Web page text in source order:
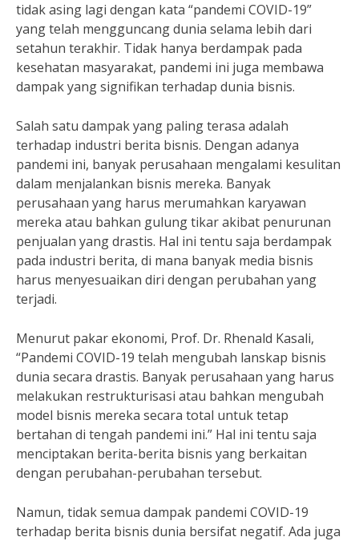
tidak asing lagi dengan kata “pandemi COVID-19”
yang telah mengguncang dunia selama lebih dari
setahun terakhir. Tidak hanya berdampak pada
kesehatan masyarakat, pandemi ini juga membawa
dampak yang signifikan terhadap dunia bisnis.
Salah satu dampak yang paling terasa adalah
terhadap industri berita bisnis. Dengan adanya
pandemi ini, banyak perusahaan mengalami kesulitan
dalam menjalankan bisnis mereka. Banyak
perusahaan yang harus merumahkan karyawan
mereka atau bahkan gulung tikar akibat penurunan
penjualan yang drastis. Hal ini tentu saja berdampak
pada industri berita, di mana banyak media bisnis
harus menyesuaikan diri dengan perubahan yang
terjadi.
Menurut pakar ekonomi, Prof. Dr. Rhenald Kasali,
“Pandemi COVID-19 telah mengubah lanskap bisnis
dunia secara drastis. Banyak perusahaan yang harus
melakukan restrukturisasi atau bahkan mengubah
model bisnis mereka secara total untuk tetap
bertahan di tengah pandemi ini.” Hal ini tentu saja
menciptakan berita-berita bisnis yang berkaitan
dengan perubahan-perubahan tersebut.
Namun, tidak semua dampak pandemi COVID-19
terhadap berita bisnis dunia bersifat negatif. Ada juga